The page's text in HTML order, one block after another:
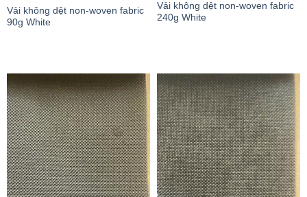
Vải không dệt non-woven fabric
90g White
Vải không dệt non-woven fabric
240g White